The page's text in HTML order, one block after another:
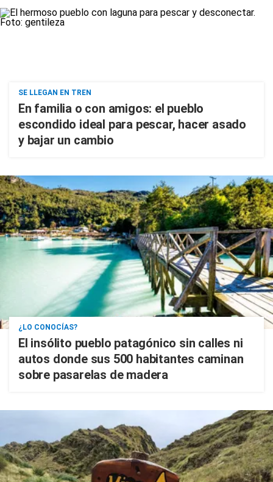
SE LLEGAN EN TREN
En familia o con amigos: el pueblo
escondido ideal para pescar, hacer asado
y bajar un cambio
¿LO CONOCÍAS?
El insólito pueblo patagónico sin calles ni
autos donde sus 500 habitantes caminan
sobre pasarelas de madera